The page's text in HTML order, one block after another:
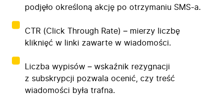
podjęło określoną akcję po otrzymaniu SMS-a.
CTR (Click Through Rate) – mierzy liczbę
kliknięć w linki zawarte w wiadomości.
Liczba wypisów – wskaźnik rezygnacji
z subskrypcji pozwala ocenić, czy treść
wiadomości była trafna.